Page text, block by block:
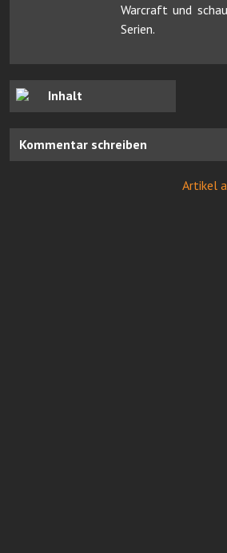
Warcraft und
Serien.
Inhalt
Kommentar schreiben
Artikel